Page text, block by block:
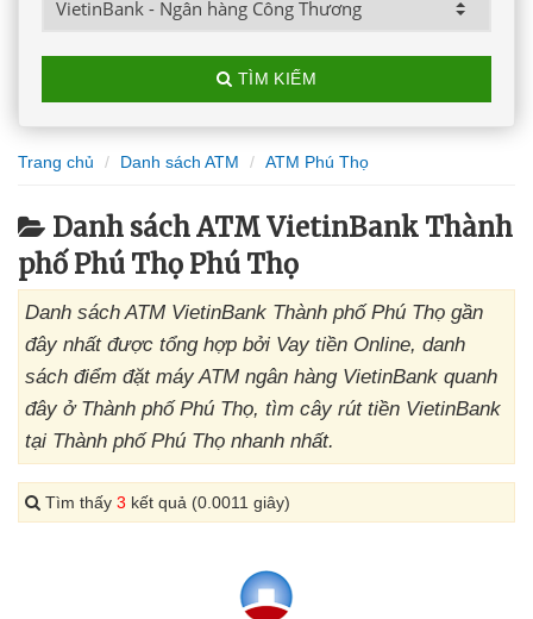
TÌM KIẾM
Trang chủ Danh sách ATM ATM Phú Thọ
Danh sách ATM VietinBank Thành
phố Phú Thọ Phú Thọ
Danh sách ATM VietinBank Thành phố Phú Thọ gần
đây nhất được tổng hợp bởi Vay tiền Online, danh
sách điểm đặt máy ATM ngân hàng VietinBank quanh
đây ở Thành phố Phú Thọ, tìm cây rút tiền VietinBank
tại Thành phố Phú Thọ nhanh nhất.
Tìm thấy 3 kết quả (0.0011 giây)